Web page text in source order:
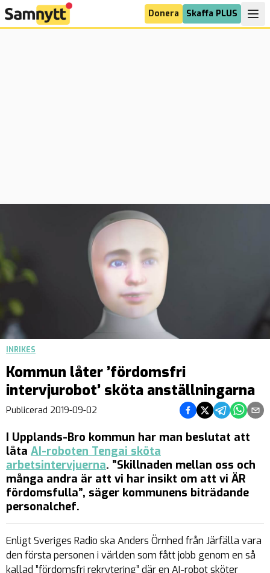
Donera Skaffa PLUS
INRIKES
Kommun låter ’fördomsfri
intervjurobot’ sköta anställningarna
Publicerad 2019-09-02 Dela på Facebook
Dela på Twitter
Dela påDela på
Dela
I Upplands-Bro kommun har man beslutat att
låta AI-roboten Tengai sköta
arbetsintervjuerna. ”Skillnaden mellan oss och
många andra är att vi har insikt om att vi ÄR
fördomsfulla”, säger kommunens biträdande
personalchef.
Enligt Sveriges Radio ska Anders Örnhed från Järfälla vara
den första personen i världen som fått jobb genom en så
kallad ”fördomsfri rekrytering” där en AI-robot sköter